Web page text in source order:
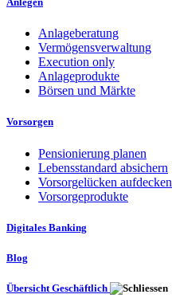
Anlageberatung
Vermögensverwaltung
Execution only
Anlageprodukte
Börsen und Märkte
Vorsorgen
Pensionierung planen
Lebensstandard absichern
Vorsorgelücken aufdecken
Vorsorgeprodukte
Digitales Banking
Blog
Übersicht Geschäftlich